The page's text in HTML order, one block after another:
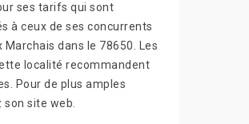
ses tarifs qui sont
à ceux de ses concurrents
Marchais dans le 78650. Les
localité recommandent
Pour de plus amples
site web.